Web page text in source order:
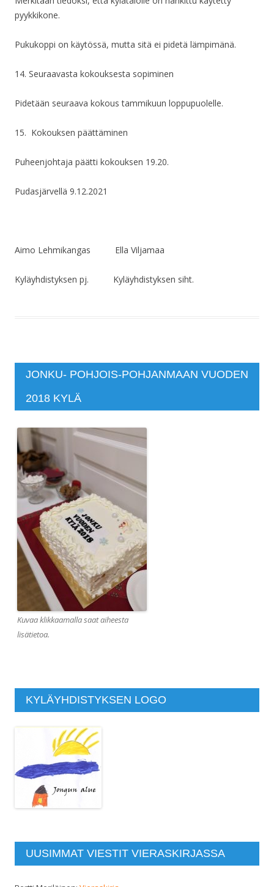
pyykkikone.
Pukukoppi on käytössä, mutta sitä ei pidetä lämpimänä.
14. Seuraavasta kokouksesta sopiminen
Pidetään seuraava kokous tammikuun loppupuolelle.
15. Kokouksen päättäminen
Puheenjohtaja päätti kokouksen 19.20.
Pudasjärvellä 9.12.2021
Aimo Lehmikangas Ella Viljamaa
Kyläyhdistyksen pj. Kyläyhdistyksen siht.
JONKU- POHJOIS-POHJANMAAN VUODEN
2018 KYLÄ
Kuvaa klikkaamalla saat aiheesta
lisätietoa.
KYLÄYHDISTYKSEN LOGO
UUSIMMAT VIESTIT VIERASKIRJASSA